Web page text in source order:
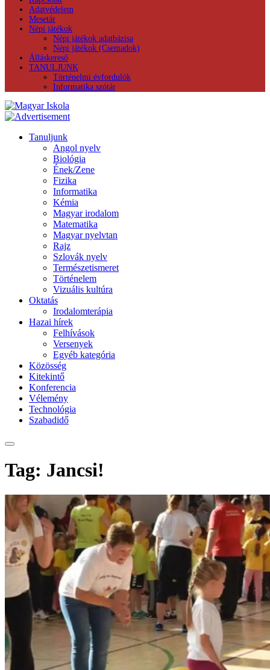
Adatvédelem
Mesetár
Népi játékok
Népi játékok adatbázisa
Népi játékok (Csemadok)
Álláskereső
TANULJUNK
Történelmi évfordulók
Informatika szótár
Tanuljunk
Angol nyelv
Biológia
Ének/Zene
Fizika
Informatika
Kémia
Magyar irodalom
Matematika
Magyar nyelvtan
Rajz
Szlovák nyelv
Természetismeret
Történelem
Vizuális kultúra
Oktatás
Irodalomterápia
Hazai hírek
Felhívások
Versenyek
Egyéb kategória
Közösség
Kitekintő
Konferencia
Vélemény
Technológia
Szabadidő
Tag: Jancsi!